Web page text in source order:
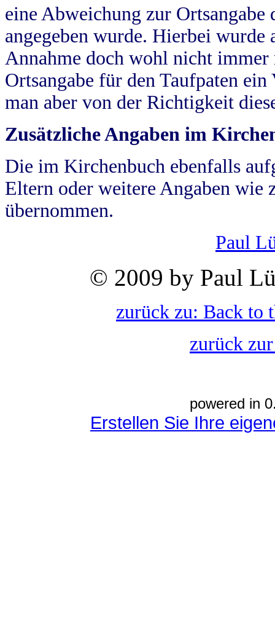
eine Abweichung zur
angegeben wurde. Hierbei wurde
Annahme doch wohl nicht
Ortsangabe für den Taufpaten
man aber von der Richtigkeit
Zusätzliche Angaben im
Die im Kirchenbuch ebenfalls
Eltern oder weitere Angaben wie
übernommen.
Paul
© 2009 by Paul
zurück zu: Back to
zurück
powered in
Erstellen Sie Ihre